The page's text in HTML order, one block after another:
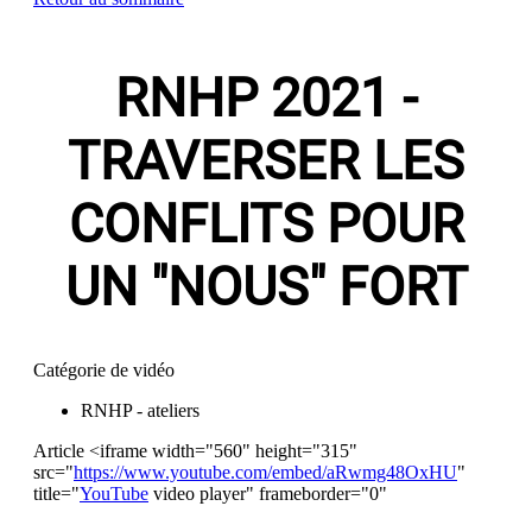
RNHP 2021 -
TRAVERSER LES
CONFLITS POUR
UN "NOUS" FORT
Catégorie de vidéo
RNHP - ateliers
Article <iframe width="560" height="315"
src="https://www.youtube.com/embed/aRwmg48OxHU"
title="YouTube video player" frameborder="0"